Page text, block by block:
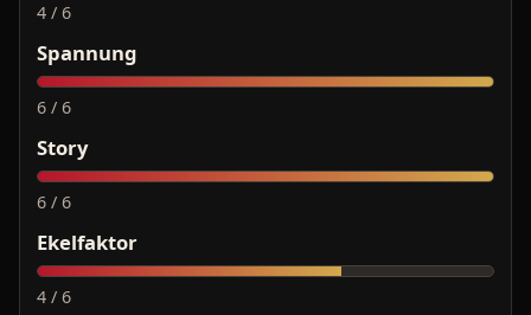
4 / 6
Spannung
6 / 6
Story
6 / 6
Ekelfaktor
4 / 6